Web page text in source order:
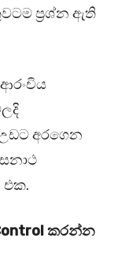
ප්‍රශ්න ඇති
අරගෙන
එක.
කරන්න